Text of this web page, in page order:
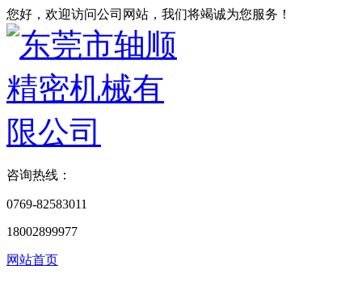
您好，欢迎访问公司网站，我们将竭诚为您服务！
咨询热线：
0769-82583011
18002899977
网站首页